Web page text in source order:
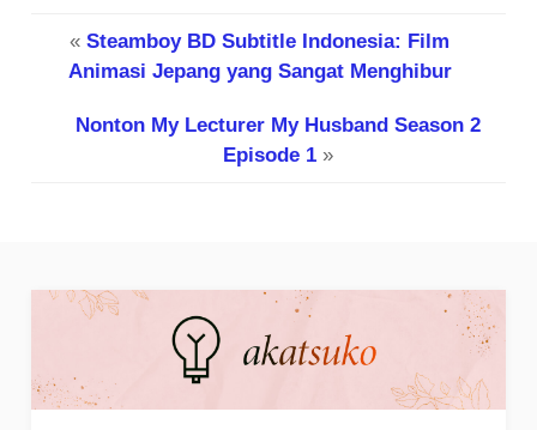
« Steamboy BD Subtitle Indonesia: Film
Animasi Jepang yang Sangat Menghibur
Nonton My Lecturer My Husband Season 2
Episode 1»